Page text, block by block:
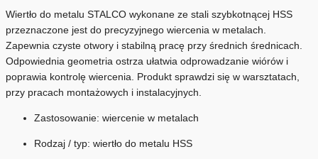
Wiertło do metalu STALCO wykonane ze stali szybkotnącej HSS
przeznaczone jest do precyzyjnego wiercenia w metalach.
Zapewnia czyste otwory i stabilną pracę przy średnich średnicach.
Odpowiednia geometria ostrza ułatwia odprowadzanie wiórów i
poprawia kontrolę wiercenia. Produkt sprawdzi się w warsztatach,
przy pracach montażowych i instalacyjnych.
Zastosowanie: wiercenie w metalach
Rodzaj / typ: wiertło do metalu HSS